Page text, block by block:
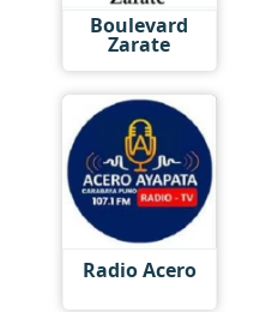
Boulevard
Zarate
Radio Acero